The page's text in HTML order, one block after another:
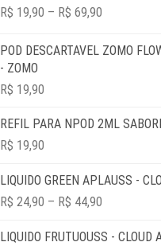
ERA:
É:
R$ 19,90 – R$ 69,90
R$ 19,90
POD DESCARTAVEL ZOMO
- ZOMO
R$ 19,90
REFIL PARA NPOD 2ML
R$ 19,90
LIQUIDO GREEN APLAUSS -
R$ 24,90 – R$ 44,90
R$ 24,90
LIQUIDO FRUTUOUSS - CLOUD